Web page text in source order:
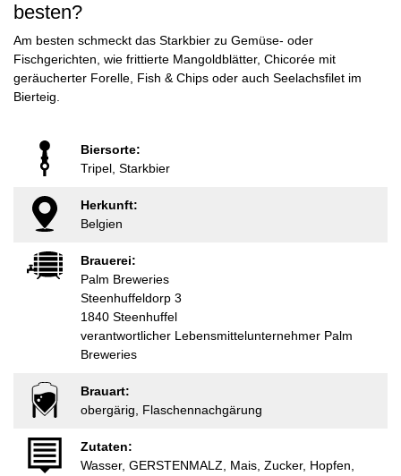
besten?
Am besten schmeckt das Starkbier zu Gemüse- oder
Fischgerichten, wie frittierte Mangoldblätter, Chicorée mit
geräucherter Forelle, Fish & Chips oder auch Seelachsfilet im
Bierteig.
Biersorte:
Tripel, Starkbier
Herkunft:
Belgien
Brauerei:
Palm Breweries
Steenhuffeldorp 3
1840 Steenhuffel
verantwortlicher Lebensmittelunternehmer Palm
Breweries
Brauart:
obergärig, Flaschennachgärung
Zutaten:
Wasser, GERSTENMALZ, Mais, Zucker, Hopfen,